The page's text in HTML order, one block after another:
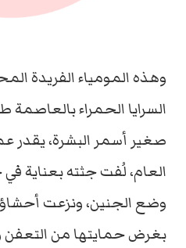
وهذه المومياء الفريدة
السرايا الحمراء
صغير أسمر البشرة، يقدر
العام، لُفت جثته بعناية
وضع الجنين، ونزعت
بغرض حمايتها من التعفن